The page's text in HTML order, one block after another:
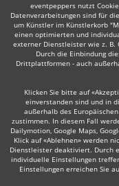
eventpeppers nutzt
Datenverarbeitungen sind für
um Künstler im Künstlerkorb
einen optimierten und
externer Dienstleister wie z. B.
Durch die Einbindung
Drittplattformen - auch
Klicken Sie bitte auf
einverstanden sind und in
außerhalb des
zustimmen. In diesem Fall
Dailymotion, Google Maps,
Klick auf «Ablehnen» werden
Dienstleister deaktiviert. Durch
individuelle Einstellungen
Einstellungen erreichen Sie